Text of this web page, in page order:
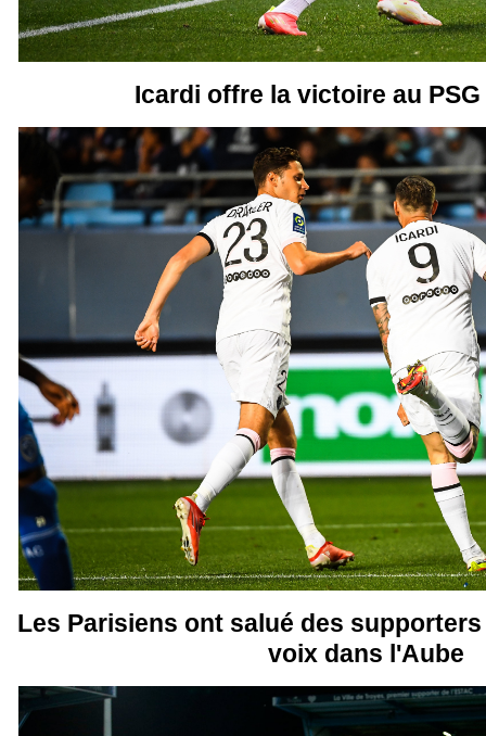
Icardi offre la victoire au PSG
Les Parisiens ont salué des
voix dans l'Aube